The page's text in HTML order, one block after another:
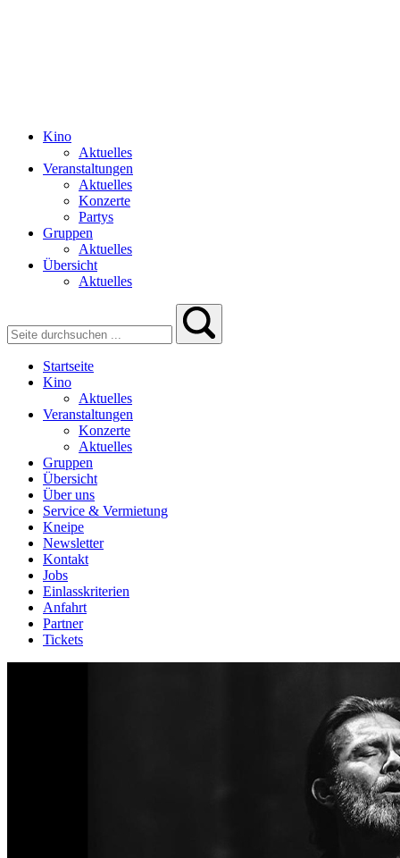
Kino
Aktuelles
Veranstaltungen
Aktuelles
Konzerte
Partys
Gruppen
Aktuelles
Übersicht
Aktuelles
Startseite
Kino
Aktuelles
Veranstaltungen
Konzerte
Aktuelles
Gruppen
Übersicht
Über uns
Service & Vermietung
Kneipe
Newsletter
Kontakt
Jobs
Einlasskriterien
Anfahrt
Partner
Tickets